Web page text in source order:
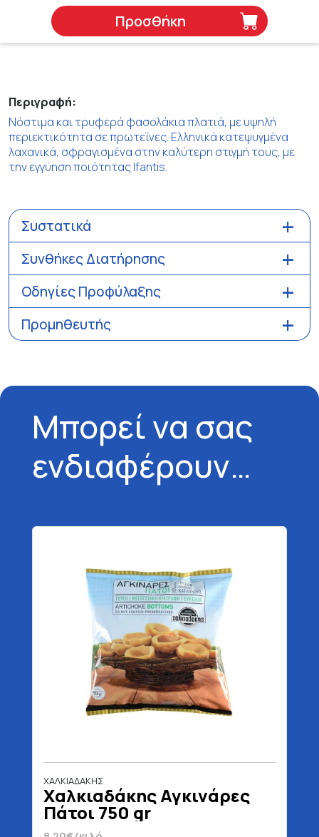
Προσθήκη
Περιγραφή:
Νόστιμα και τρυφερά φασολάκια πλατιά, με υψηλή
περιεκτικότητα σε πρωτεΐνες. Ελληνικά κατεψυγμένα
λαχανικά, σφραγισμένα στην καλύτερη στιγμή τους, με
την εγγύηση ποιότητας Ifantis.
Συστατικά
Συνθήκες Διατήρησης
Οδηγίες Προφύλαξης
Προμηθευτής
Μπορεί να σας
ενδιαφέρουν…
ΧΑΛΚΙΑΔΑΚΗΣ
Χαλκιαδάκης Αγκινάρες
Πάτοι 750 gr